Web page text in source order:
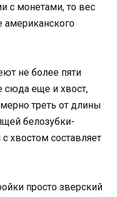
с монетами, то вес
не более пяти
сюда еще и хвост,
треть от длины
белозубки-
хвостом составляет
просто зверский